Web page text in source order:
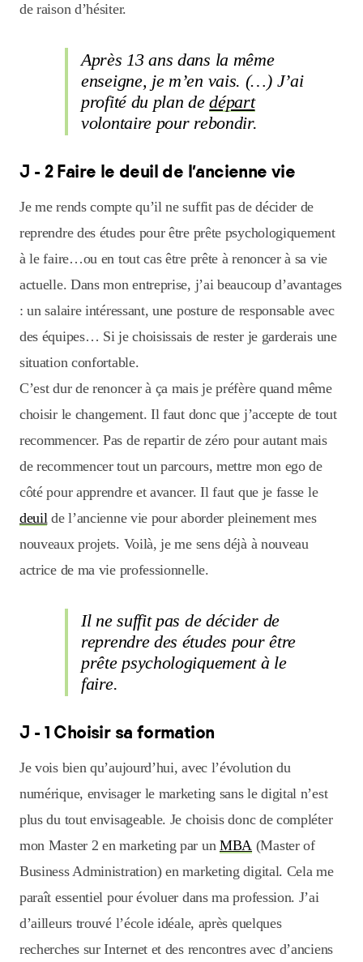
de raison d’hésiter.
Après 13 ans dans la même
enseigne, je m’en vais. (…) J’ai
profité du plan dedépart
volontaire pour rebondir.
J - 2 Faire le deuil de l’ancienne vie
Je me rends compte qu’il ne suffit pas de décider de
reprendre des études pour être prête psychologiquement
à le faire…ou en tout cas être prête à renoncer à sa vie
actuelle. Dans mon entreprise, j’ai beaucoup d’avantages
: un salaire intéressant, une posture de responsable avec
des équipes… Si je choisissais de rester je garderais une
situation confortable.
C’est dur de renoncer à ça mais je préfère quand même
choisir le changement. Il faut donc que j’accepte de tout
recommencer. Pas de repartir de zéro pour autant mais
de recommencer tout un parcours, mettre mon ego de
côté pour apprendre et avancer. Il faut que je fasse le
deuilde l’ancienne vie pour aborder pleinement mes
nouveaux projets. Voilà, je me sens déjà à nouveau
actrice de ma vie professionnelle.
Il ne suffit pas de décider de
reprendre des études pour être
prête psychologiquement à le
faire.
J - 1 Choisir sa formation
Je vois bien qu’aujourd’hui, avec l’évolution du
numérique, envisager le marketing sans le digital n’est
plus du tout envisageable. Je choisis donc de compléter
mon Master 2 en marketing par un MBA (Master of
Business Administration) en marketing digital. Cela me
paraît essentiel pour évoluer dans ma profession. J’ai
d’ailleurs trouvé l’école idéale, après quelques
recherches sur Internet et des rencontres avec d’anciens